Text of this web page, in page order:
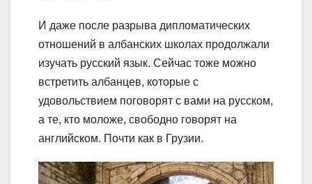
И даже после разрыва дипломатических
отношений в албанских школах продолжали
изучать русский язык. Сейчас тоже можно
встретить албанцев, которые с
удовольствием поговорят с вами на русском,
а те, кто моложе, свободно говорят на
английском. Почти как в Грузии.